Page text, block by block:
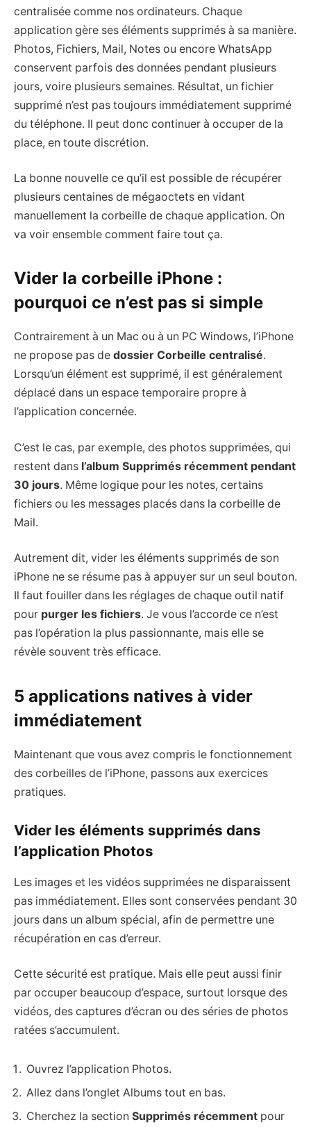
centralisée comme nos ordinateurs. Chaque
application gère ses éléments supprimés à sa manière.
Photos, Fichiers, Mail, Notes ou encore WhatsApp
conservent parfois des données pendant plusieurs
jours, voire plusieurs semaines. Résultat, un fichier
supprimé n’est pas toujours immédiatement supprimé
du téléphone. Il peut donc continuer à occuper de la
place, en toute discrétion.
La bonne nouvelle ce qu’il est possible de récupérer
plusieurs centaines de mégaoctets en vidant
manuellement la corbeille de chaque application. On
va voir ensemble comment faire tout ça.
Vider la corbeille iPhone :
pourquoi ce n’est pas si simple
Contrairement à un Mac ou à un PC Windows, l’iPhone
ne propose pas de dossier Corbeille centralisé.
Lorsqu’un élément est supprimé, il est généralement
déplacé dans un espace temporaire propre à
l’application concernée.
C’est le cas, par exemple, des photos supprimées, qui
restent dans l’album Supprimés récemment pendant
30 jours. Même logique pour les notes, certains
fichiers ou les messages placés dans la corbeille de
Mail.
Autrement dit, vider les éléments supprimés de son
iPhone ne se résume pas à appuyer sur un seul bouton.
Il faut fouiller dans les réglages de chaque outil natif
pour purger les fichiers. Je vous l’accorde ce n’est
pas l’opération la plus passionnante, mais elle se
révèle souvent très efficace.
5 applications natives à vider
immédiatement
Maintenant que vous avez compris le fonctionnement
des corbeilles de l’iPhone, passons aux exercices
pratiques.
Vider les éléments supprimés dans
l’application Photos
Les images et les vidéos supprimées ne disparaissent
pas immédiatement. Elles sont conservées pendant 30
jours dans un album spécial, afin de permettre une
récupération en cas d’erreur.
Cette sécurité est pratique. Mais elle peut aussi finir
par occuper beaucoup d’espace, surtout lorsque des
vidéos, des captures d’écran ou des séries de photos
ratées s’accumulent.
Ouvrez l’application Photos.
Allez dans l’onglet Albums tout en bas.
Cherchez la section Supprimés récemment pour